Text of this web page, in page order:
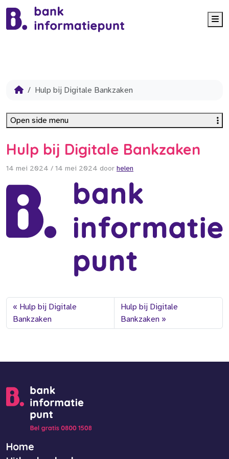
Hulp bij Digitale Bankzaken
Hulp bij Digitale Bankzaken
14 mei 2024 / 14 mei 2024 door helen
Hulp bij Digitale
Bankzaken
Hulp bij Digitale
Bankzaken
Open side menu
Home